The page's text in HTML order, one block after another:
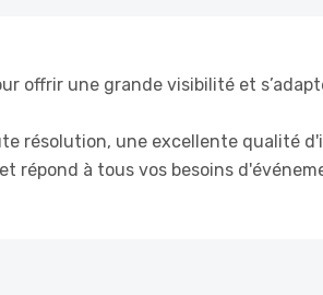
offrir une grande visibilité et
résolution, une excellente qualité
répond à tous vos besoins